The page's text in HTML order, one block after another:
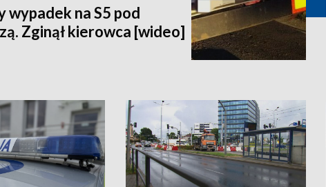
wypadek na S5 pod
Zginął kierowca [wideo]